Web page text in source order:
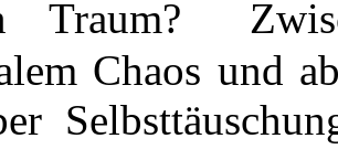
Chaos und